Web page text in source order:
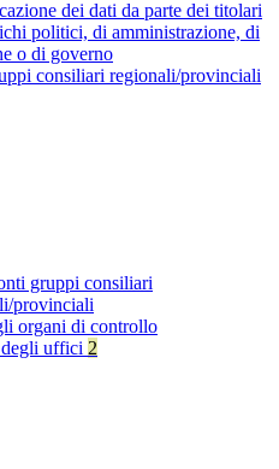
dei dati da parte dei titolari
politici, di amministrazione, di
o di governo
consiliari regionali/provinciali
gruppi consiliari
provinciali
organi di controllo
uffici 2